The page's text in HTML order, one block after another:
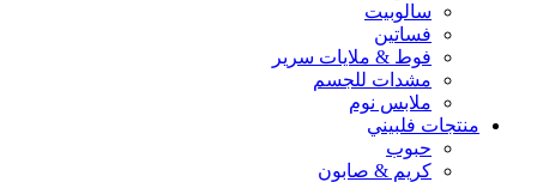
سالوبيت
فساتين
فوط & ملايات سرير
مشدات للجسم
ملابس نوم
منتجات فلبيني
حبوب
كريم & صابون